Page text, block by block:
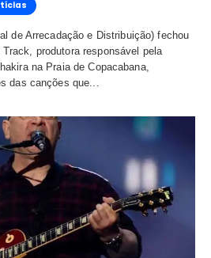
dia 5 de maio
Notícias
da artista com ranking das
Conhecida como a Madrinha do
a música brasileira ao